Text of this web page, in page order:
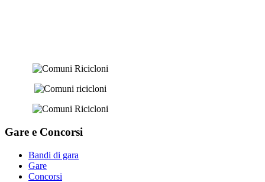
Gare e Concorsi
Bandi di gara
Gare
Concorsi